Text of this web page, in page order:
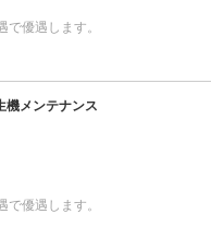
優遇します。
機メンテナンス
優遇します。